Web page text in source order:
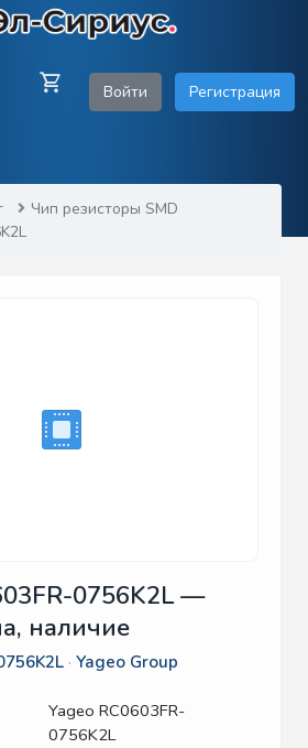
Войти Регистрация
Чип резисторы SMD
0756K2L —
наличие
· Yageo Group
Yageo RC0603FR-
0756K2L